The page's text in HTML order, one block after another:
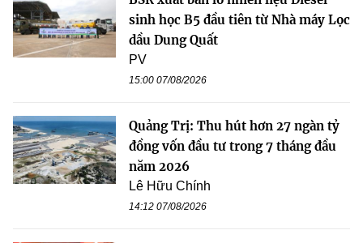
sinh học B5 đầu tiên từ Nhà máy Lọc
dầu Dung Quất
PV
15:00 07/08/2026
Quảng Trị: Thu hút hơn 27 ngàn tỷ
đồng vốn đầu tư trong 7 tháng đầu
năm 2026
Lê Hữu Chính
14:12 07/08/2026